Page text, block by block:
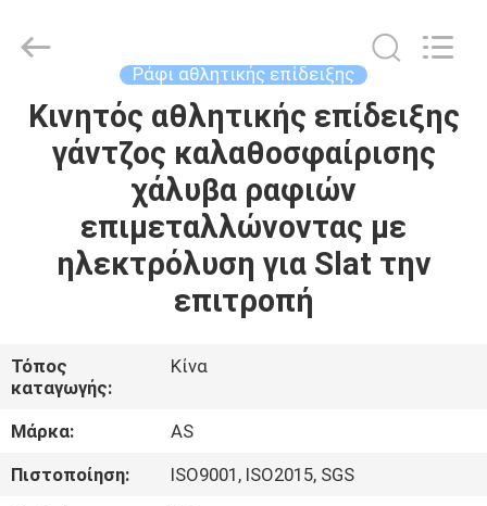
ΣΠΊΤΙ
ΠΡΟΪΌΝΤΑ
ΒΊΝΤΕΟ
ΕΜΕΊΣ
ΓΎΡΟΣ
ΕΡΓΟΣΤΑΣΊΩΝ
Ansheng
Display
Reserved.
Ράφι αθλητικής επίδειξης
Κινητός αθλητικής επίδειξης
γάντζος καλαθοσφαίρισης
χάλυβα ραφιών
επιμεταλλώνοντας με
ηλεκτρόλυση για Slat την
επιτροπή
Τόπος
καταγωγής:
Κίνα
Μάρκα:
AS
Πιστοποίηση:
ISO9001, ISO2015, SGS